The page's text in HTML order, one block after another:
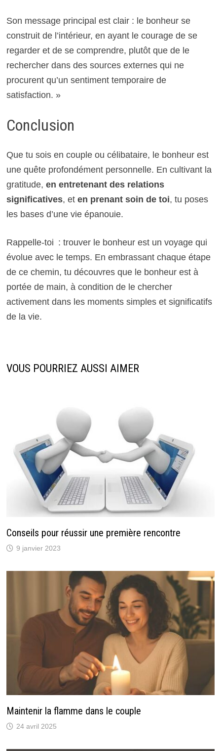
Son message principal est clair : le bonheur se
construit de l’intérieur, en ayant le courage de se
regarder et de se comprendre, plutôt que de le
rechercher dans des sources externes qui ne
procurent qu’un sentiment temporaire de
satisfaction. »
Conclusion
Que tu sois en couple ou célibataire, le bonheur est
une quête profondément personnelle. En cultivant la
gratitude, en entretenant des relations
significatives, et en prenant soin de toi, tu poses
les bases d’une vie épanouie.
Rappelle-toi : trouver le bonheur est un voyage qui
évolue avec le temps. En embrassant chaque étape
de ce chemin, tu découvres que le bonheur est à
portée de main, à condition de le chercher
activement dans les moments simples et significatifs
de la vie.
VOUS POURRIEZ AUSSI AIMER
Conseils pour réussir une première rencontre
9 janvier 2023
Maintenir la flamme dans le couple
24 avril 2025